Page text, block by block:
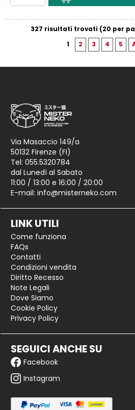
327 risultati trovati (20 per
1
2 3 4 5
Via Masaccio 149/a
50132 Firenze (FI)
Tel: 055.5320784
dal Lunedì al Sabato
11:00 / 13:00 e 16:00 / 20:00
E-mail: info@misterneko.com
LINK UTILI
Come funziona
FAQs
Contatti
Condizioni vendita
Diritto Recesso
Note Legali
Dove Siamo
Cookie Policy
Privacy Policy
SEGUICI ANCHE SU
Facebook
Instagram